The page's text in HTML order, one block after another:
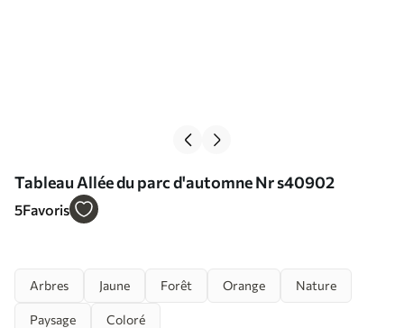
Tableau Allée du parc d'automne Nr s40902
5Favoris
Arbres Jaune Forêt Orange Nature
Paysage Coloré